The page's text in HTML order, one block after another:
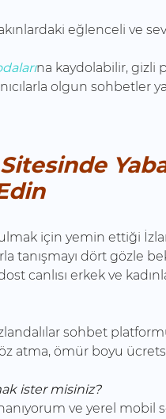
eğlenceli ve
na kaydolabilir, gizli
olgun sohbetler
için yemin ettiği
tanışmayı dört gözle
canlısı erkek ve
sohbet
atma, ömür boyu
ister misiniz?
ve yerel mobil